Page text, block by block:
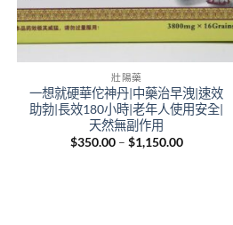
壯陽藥
一想就硬華佗神丹|中藥治早洩|速效
助勃|長效180小時|老年人使用安全|
天然無副作用
$350.00 – $1,150.00Price